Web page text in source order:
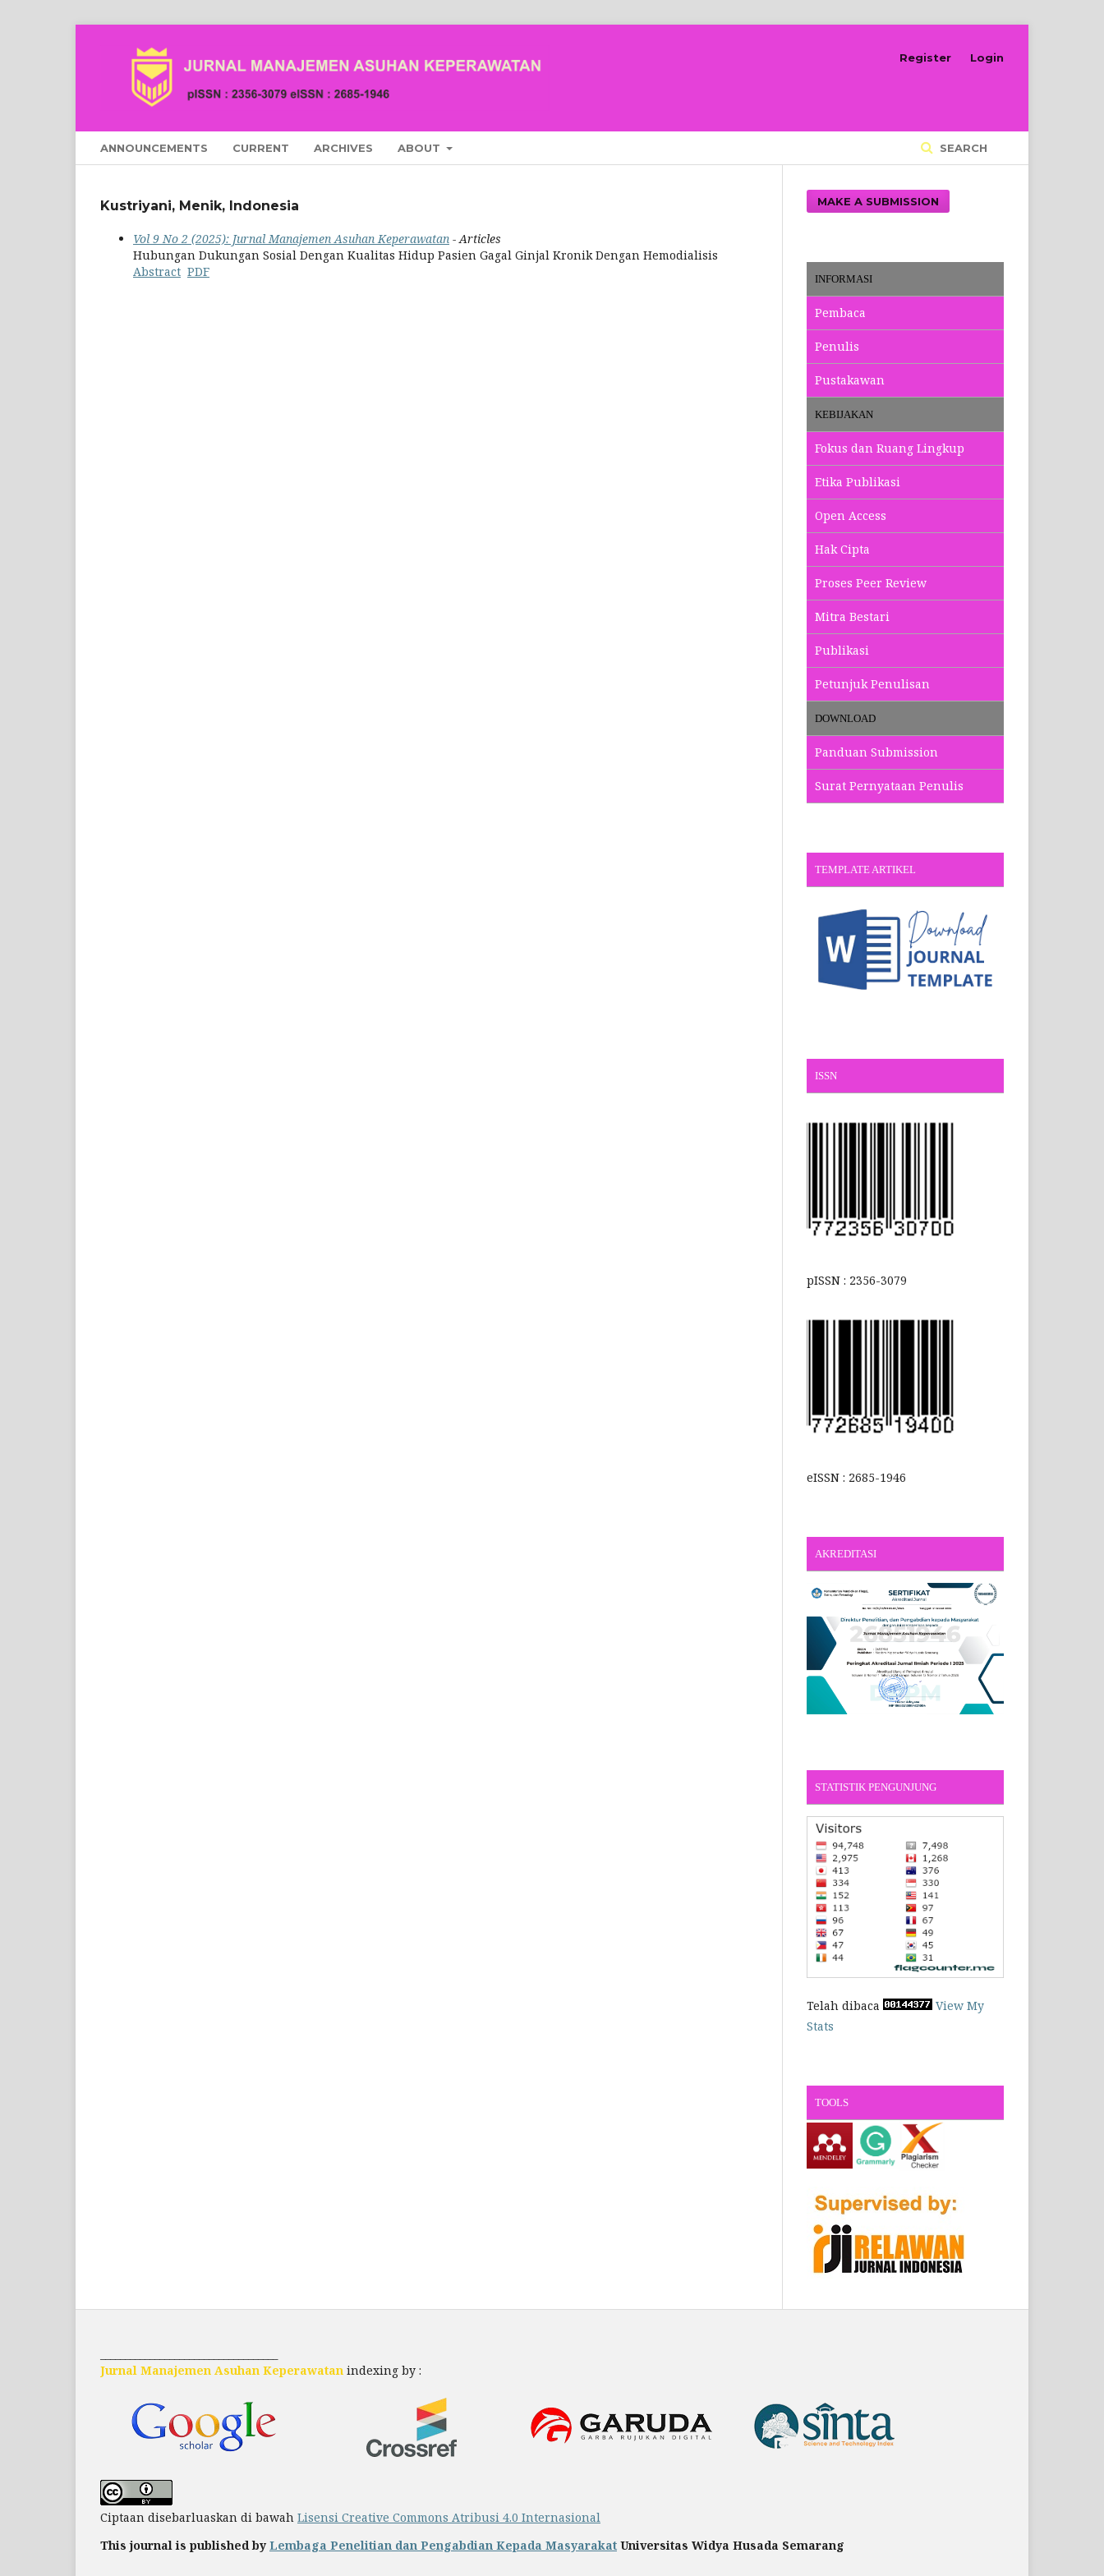
ANNOUNCEMENTS CURRENT ARCHIVES ABOUT SEARCH
Register Login
Kustriyani, Menik, Indonesia
Vol 9 No 2 (2025): Jurnal Manajemen Asuhan Keperawatan - Articles
Hubungan Dukungan Sosial Dengan Kualitas Hidup Pasien Gagal Ginjal Kronik Dengan Hemodialisis
Abstract PDF
MAKE A SUBMISSION
INFORMASI
Pembaca
Penulis
Pustakawan
KEBIJAKAN
Fokus dan Ruang Lingkup
Etika Publikasi
Open Access
Hak Cipta
Proses Peer Review
Mitra Bestari
Publikasi
Petunjuk Penulisan
DOWNLOAD
Panduan Submission
Surat Pernyataan Penulis
TEMPLATE ARTIKEL
ISSN
pISSN : 2356-3079
eISSN : 2685-1946
AKREDITASI
STATISTIK PENGUNJUNG
Telah dibaca
View My
Stats
TOOLS
Jurnal Manajemen Asuhan Keperawatan indexing by :
Ciptaan disebarluaskan di bawah Lisensi Creative Commons Atribusi 4.0 Internasional
This journal is published by Lembaga Penelitian dan Pengabdian Kepada Masyarakat Universitas Widya Husada Semarang